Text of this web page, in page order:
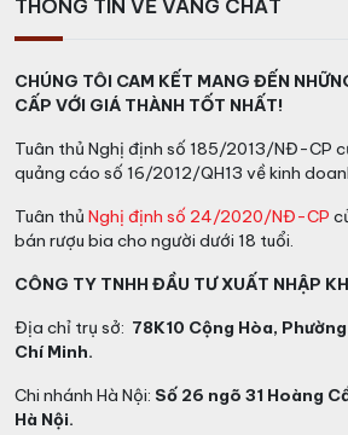
trong các năm 1990, 1995, 1996 và
vụ đáng nhớ trong lịch sử
của rượu vang này kết hợp với các
tạo ra một hình ảnh hấp dẫn và hé
Trên vòm miệng, Femme De
giữa hương vị mềm mại và mượt
tiên là hương vị bánh ngọt brioche,
xen kẽ với hương trái cây cam quýt
Đây là một cuvée tinh tế và cân
tận trên đầu lưỡi.
Để trải nghiệm hương vị hoàn hảo,
cuvée của bạn. Tránh ánh sáng
THÔNG TIN VỀ VANG CHẤT
CHÚNG TÔI CAM KẾT MANG ĐẾN
CẤP VỚI GIÁ THÀNH TỐT NHẤT!
Tuân thủ Nghị định số 185/2013/NĐ-CP
quảng cáo số 16/2012/QH13 về kinh
Tuân thủ Nghị định số 24/2020/NĐ-CP
bán rượu bia cho người dưới 18 tuổi.
CÔNG TY TNHH ĐẦU TƯ XUẤT NHẬP
Địa chỉ trụ sở: 78K10 Cộng Hòa,
Chí Minh.
Chi nhánh Hà Nội: Số 26 ngõ 31 Hoàng
Hà Nội.